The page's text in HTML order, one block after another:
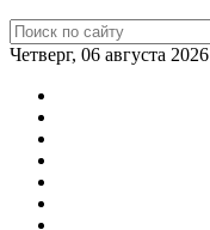
Четверг, 06 августа 2026